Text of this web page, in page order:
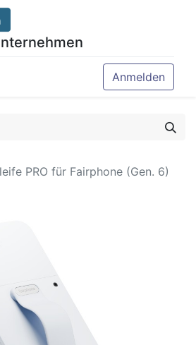
Anmelden
PRO für Fairphone (Gen. 6)